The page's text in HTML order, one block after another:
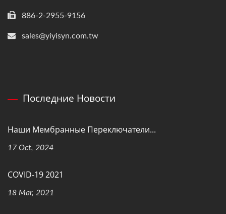
886-2-2955-9156
sales@yiyisyn.com.tw
Последние Новости
Наши Мембранные Переключатели...
17 Oct, 2024
COVID-19 2021
18 Mar, 2021